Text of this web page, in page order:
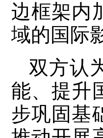
边框架内
域的国际
双方认
能、提升
步巩固基